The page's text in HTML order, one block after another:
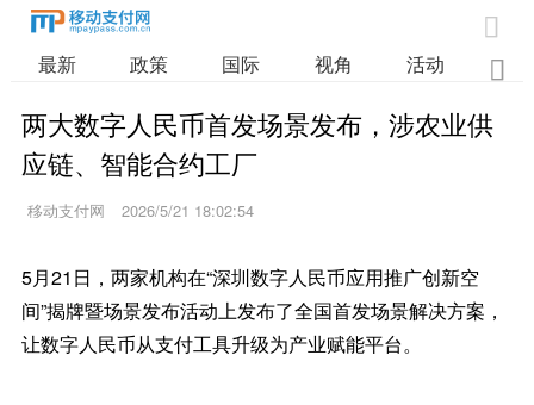

最新 政策 国际 视角 活动 业

两大数字人民币首发场景发布，涉农业供
应链、智能合约工厂
移动支付网 2026/5/21 18:02:54
5月21日，两家机构在“深圳数字人民币应用推广创新空
间”揭牌暨场景发布活动上发布了全国首发场景解决方案，
让数字人民币从支付工具升级为产业赋能平台。